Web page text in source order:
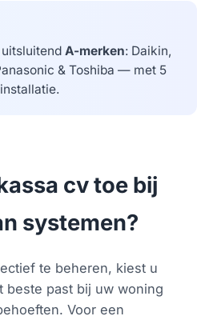
uitsluitendA-merken: Daikin,
& Toshiba — met 5
cv toe bij
systemen?
te beheren, kiest u
beste past bij uw woning
Voor een